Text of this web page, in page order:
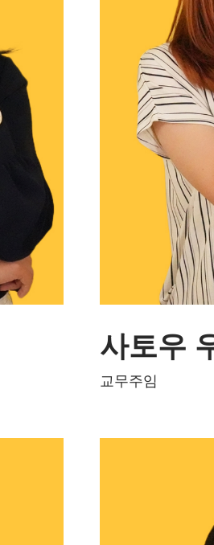
좌우명은 '무
은 '밥 곱빼기
일본어를 커
사토우
교무주임